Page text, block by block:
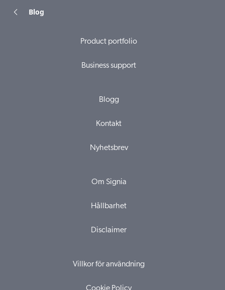
Blog
Product portfolio
Business support
Blogg
Kontakt
Nyhetsbrev
Om Signia
Hållbarhet
Disclaimer
Villkor för användning